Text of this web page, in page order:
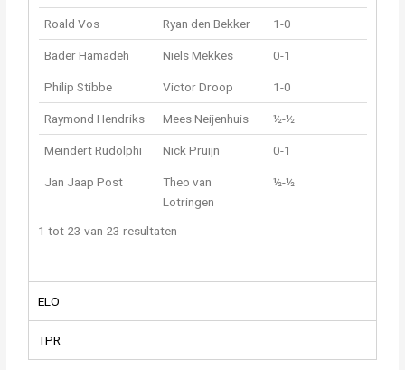
Roald Vos Ryan den Bekker 1-0
Bader Hamadeh Niels Mekkes 0-1
Philip Stibbe Victor Droop 1-0
Raymond Hendriks Mees Neijenhuis ½-½
Meindert Rudolphi Nick Pruijn 0-1
Jan Jaap Post
Theo van
Lotringen
½-½
1 tot 23 van 23 resultaten
ELO
TPR